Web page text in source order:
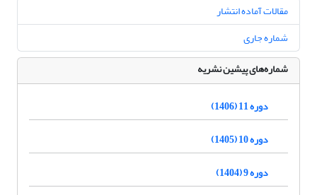
مقالات آماده انتشار
شماره جاری
شماره‌های پیشین نشریه
دوره 11 (1406)
دوره 10 (1405)
دوره 9 (1404)